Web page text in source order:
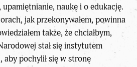
naukę i o edukację.
jak przekonywałem, powinna
także, że chciałbym,
stał się instytutem
aby pochylił się w stronę